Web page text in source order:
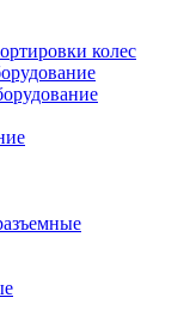
колес